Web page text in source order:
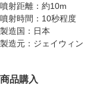
噴射距離：約10m
噴射時間：10秒程度
製造国：日本
製造元：ジェイウィン
商品購入